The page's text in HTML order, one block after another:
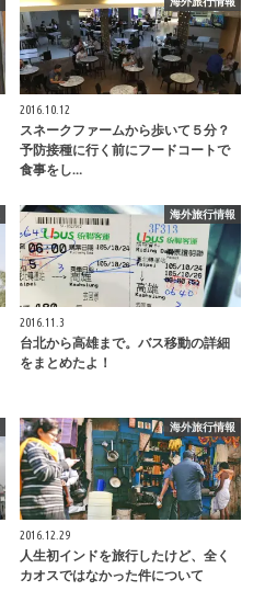
2016.10.12
スネークファームから歩いて５分？
予防接種に行く前にフードコートで
食事をし…
海外旅行情報
2016.11.3
台北から高雄まで。バス移動の詳細
をまとめたよ！
海外旅行情報
2016.12.29
人生初インドを旅行したけど、全く
カオスではなかった件について